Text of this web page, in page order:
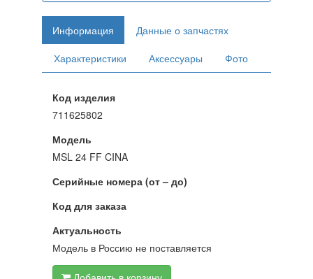
Информация
Данные о запчастях
Характеристики
Аксессуары Фото
Код изделия
711625802
Модель
MSL 24 FF CINA
Серийные номера (от – до)
Код для заказа
Актуальность
Модель в Россию не поставляется